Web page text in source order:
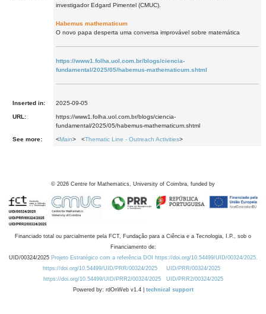
investigador Edgard Pimentel (CMUC).
Habemus mathematicum
O novo papa desperta uma conversa improvável sobre matemática
https://www1.folha.uol.com.br/blogs/ciencia-
fundamental/2025/05/habemus-mathematicum.shtml
Inserted in: 2025-09-05
URL:
https://www1.folha.uol.com.br/blogs/ciencia-
fundamental/2025/05/habemus-mathematicum.shtml
See more: <Main> <Thematic Line - Outreach Activities>
© 2026 Centre for Mathematics, University of Coimbra, funded by
Financiado total ou parcialmente pela FCT, Fundação para a Ciência e a Tecnologia, I.P., sob o
Financiamento de:
UID/00324/2025 Projeto Estratégico com a referência DOI https://doi.org/10.54499/UID/00324/2025.
https://doi.org/10.54499/UID/PRR/00324/2025
UID/PRR/00324/2025
https://doi.org/10.54499/UID/PRR2/00324/2025
UID/PRR2/00324/2025
Powered by: rdOnWeb v1.4 | technical support